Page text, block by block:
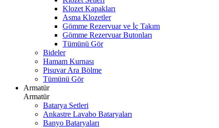
Klozet Kapakları
Asma Klozetler
Gömme Rezervuar ve İç Takım
Gömme Rezervuar Butonları
Tümünü Gör
Bideler
Hamam Kurnası
Pisuvar Ara Bölme
Tümünü Gör
Armatür
Armatür
Batarya Setleri
Ankastre Lavabo Bataryaları
Banyo Bataryaları